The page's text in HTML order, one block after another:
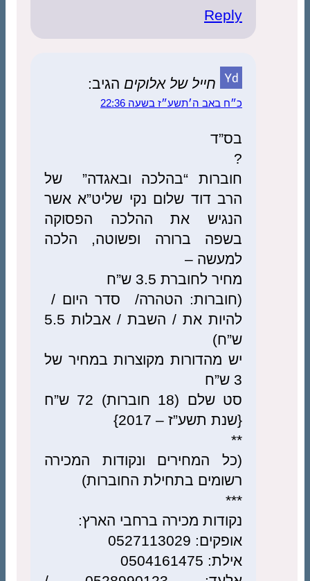
Reply
חייל של אלוקים הגיב:
כ״ח באב ה׳תשע״ז בשעה 22:36
בס”ד
חוברות “בהלכה ובאגדה” של
הרב דוד שלום נקי שליט”א אשר
הנגיש את ההלכה הפסוקה
בשפה ברורה ופשוטה, הלכה
למעשה –
מחיר לחוברת 3.5 ש”ח
(חוברות: הטהרה/ סדר היום /
להיות את / השבת / אבלות 5.5
ש”ח)
יש מהדורות מקוצרות במחיר של
סט שלם (18 חוברות) 72 ש”ח
{שנת תשע”ז – 2017}
(כל המחירים ונקודות המכירה
רשומים בתחילת החוברות)
נקודות מכירה ברחבי הארץ:
אופקים: 0527113029
אילת: 0504161475